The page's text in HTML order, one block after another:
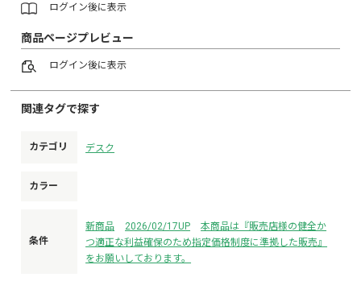
ログイン後に表示
商品ページプレビュー
ログイン後に表示
関連タグで探す
カテゴリ デスク
カラー
条件
新商品 2026/02/17UP
本商品は『販売店様の健全か
つ適正な利益確保のため指定価格制度に準拠した販売』
をお願いしております。